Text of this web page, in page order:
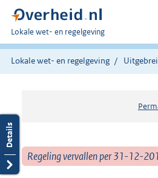
U
bent
hier:
Lokale wet- en regelgeving
Lokale wet- en regelgeving
Regeling vervallen per 31-12-